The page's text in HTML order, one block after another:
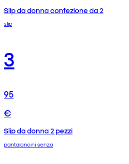
Slip da donna confezione da 2
slip
3
95
€
Slip da donna 2 pezzi
pantaloncini senza